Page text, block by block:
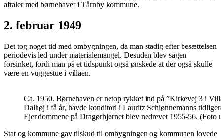
aftaler med børnehaver i Tårnby kommune.
2. februar 1949
Det tog noget tid med ombygningen, da man stadig efter besættelsen
periodevis led under materialemangel. Desuden blev sagen
forsinket, fordi man på et tidspunkt også ønskede at der også skulle
være en vuggestue i villaen.
Ca. 1950. Børnehaven er netop rykket ind på ”Kirkevej 3 i
Dalhøj i få år, havde konditori i Lauritz Schiønnemanns
Ejendommene på Dragørhjørnet blev nedrevet 1955-56. (Foto
Stat og kommune gav tilskud til ombygningen og kommunen lovede